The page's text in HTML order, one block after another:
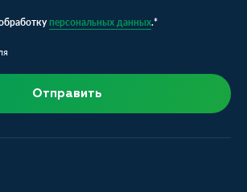
персональных данных.*
Отправить